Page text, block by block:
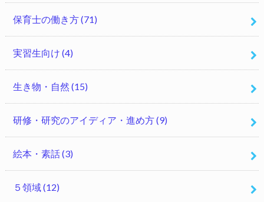
保育士の働き方(71)
実習生向け (4)
生き物・自然 (15)
研修・研究のアイディア・進め方(9)
絵本・素話(3)
５領域(12)